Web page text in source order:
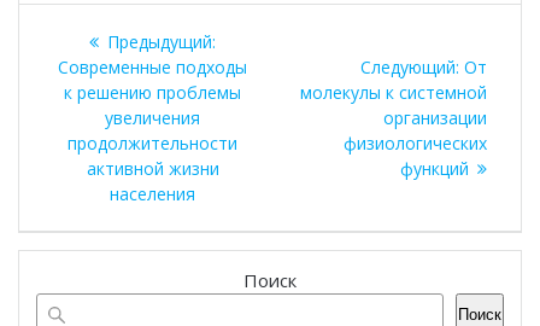
Навигация
по
записям
Предыдущий:
запись:
Современные подходы
к решению проблемы
увеличения
продолжительности
активной жизни
населения
Следующий:
запись:
От
молекулы к системной
организации
физиологических
функций
Поиск
Поиск